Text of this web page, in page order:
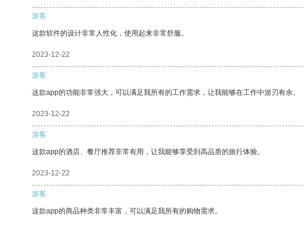
游客
这款软件的设计非常人性化，使用起来非常舒服。
2023-12-22
游客
这款app的功能非常强大，可以满足我所有的工作需求，让我能够在工作中游刃有余。
2023-12-22
游客
这款app的酒店、餐厅推荐非常有用，让我能够享受到高品质的旅行体验。
2023-12-22
游客
这款app的商品种类非常丰富，可以满足我所有的购物需求。